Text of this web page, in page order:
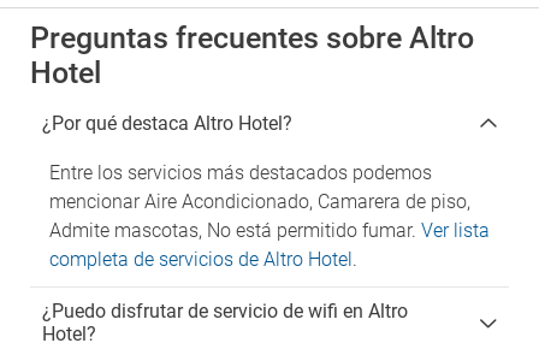
Preguntas frecuentes sobre Altro
Hotel
¿Por qué destaca Altro Hotel?
Entre los servicios más destacados podemos
mencionar Aire Acondicionado, Camarera de piso,
Admite mascotas, No está permitido fumar. Ver lista
completa de servicios de Altro Hotel.
¿Puedo disfrutar de servicio de wifi en Altro
Hotel?